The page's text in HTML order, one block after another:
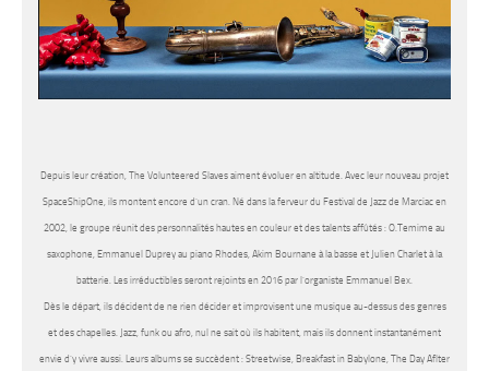
Depuis leur création, The Volunteered Slaves aiment évoluer en altitude. Avec leur nouveau projet
SpaceShipOne, ils montent encore d’un cran. Né dans la ferveur du Festival de Jazz de Marciac en
2002, le groupe réunit des personnalités hautes en couleur et des talents affûtés : O.Temime au
saxophone, Emmanuel Duprey au piano Rhodes, Akim Bournane à la basse et Julien Charlet à la
batterie. Les irréductibles seront rejoints en 2016 par l’organiste Emmanuel Bex.
Dès le départ, ils décident de ne rien décider et improvisent une musique au-dessus des genres
et des chapelles. Jazz, funk ou afro, nul ne sait où ils habitent, mais ils donnent instantanément
envie d’y vivre aussi. Leurs albums se succèdent : Streetwise, Breakfast in Babylone, The Day Aflter